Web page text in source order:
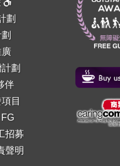
劃
廣
劃
伴
目
招募
聲明